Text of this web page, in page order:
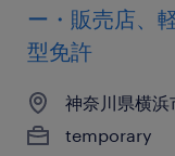
ー・販売店、
型免許
神奈川県横浜
temporary